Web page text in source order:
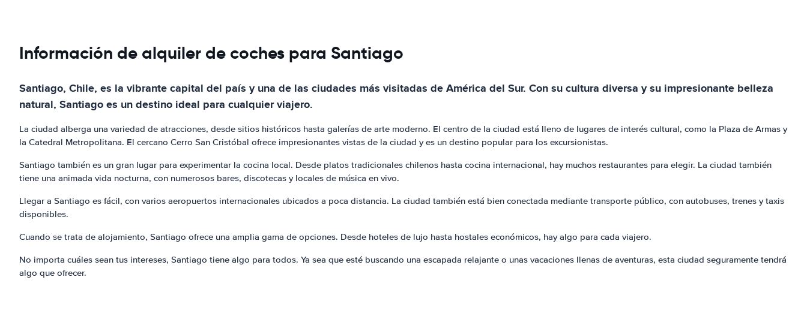
Información de alquiler de coches para Santiago
Santiago, Chile, es la vibrante capital del país y una de las ciudades más visitadas de América del Sur. Con su cultura diversa y su impresionante belleza
natural, Santiago es un destino ideal para cualquier viajero.
La ciudad alberga una variedad de atracciones, desde sitios históricos hasta galerías de arte moderno. El centro de la ciudad está lleno de lugares de interés cultural, como la Plaza de Armas y
la Catedral Metropolitana. El cercano Cerro San Cristóbal ofrece impresionantes vistas de la ciudad y es un destino popular para los excursionistas.
Santiago también es un gran lugar para experimentar la cocina local. Desde platos tradicionales chilenos hasta cocina internacional, hay muchos restaurantes para elegir. La ciudad también
tiene una animada vida nocturna, con numerosos bares, discotecas y locales de música en vivo.
Llegar a Santiago es fácil, con varios aeropuertos internacionales ubicados a poca distancia. La ciudad también está bien conectada mediante transporte público, con autobuses, trenes y taxis
disponibles.
Cuando se trata de alojamiento, Santiago ofrece una amplia gama de opciones. Desde hoteles de lujo hasta hostales económicos, hay algo para cada viajero.
No importa cuáles sean tus intereses, Santiago tiene algo para todos. Ya sea que esté buscando una escapada relajante o unas vacaciones llenas de aventuras, esta ciudad seguramente tendrá
algo que ofrecer.